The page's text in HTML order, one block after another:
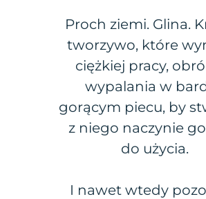
Proch ziemi. Glina.
tworzywo, które
ciężkiej pracy,
wypalania w
gorącym piecu, by
z niego naczynie
do użycia.
I nawet wtedy